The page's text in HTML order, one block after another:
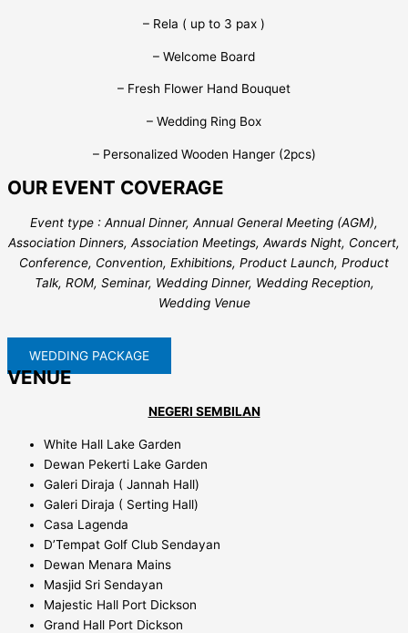
– Rela ( up to 3 pax )
– Welcome Board
– Fresh Flower Hand Bouquet
– Wedding Ring Box
– Personalized Wooden Hanger (2pcs)
OUR EVENT COVERAGE
Event type : Annual Dinner, Annual General Meeting (AGM),
Association Dinners, Association Meetings, Awards Night, Concert,
Conference, Convention, Exhibitions, Product Launch, Product
Talk, ROM, Seminar, Wedding Dinner, Wedding Reception,
Wedding Venue
WEDDING PACKAGE
VENUE
NEGERI SEMBILAN
White Hall Lake Garden
Dewan Pekerti Lake Garden
Galeri Diraja ( Jannah Hall)
Galeri Diraja ( Serting Hall)
Casa Lagenda
D’Tempat Golf Club Sendayan
Dewan Menara Mains
Masjid Sri Sendayan
Majestic Hall Port Dickson
Grand Hall Port Dickson